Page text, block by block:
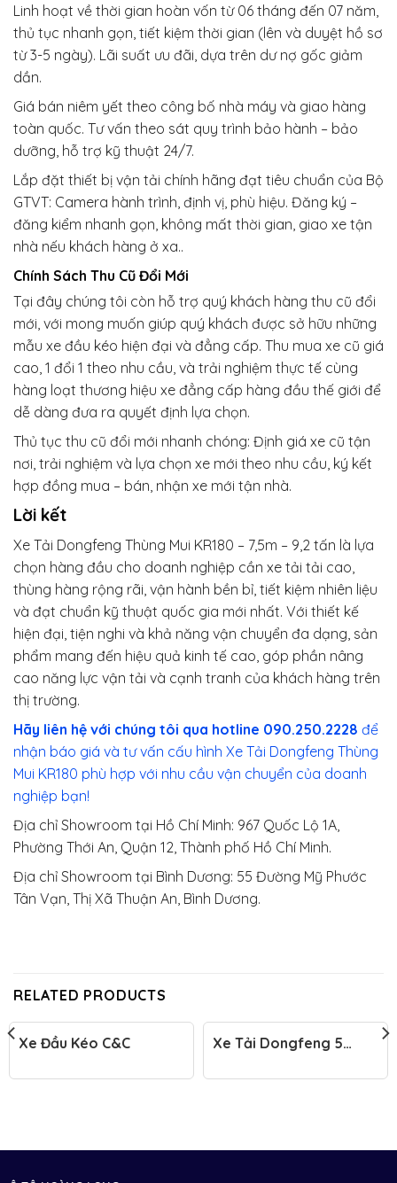
Linh hoạt về thời gian hoàn vốn từ 06 tháng đến 07 năm,
thủ tục nhanh gọn, tiết kiệm thời gian (lên và duyệt hồ sơ
từ 3-5 ngày). Lãi suất ưu đãi, dựa trên dư nợ gốc giảm
dần.
Giá bán niêm yết theo công bố nhà máy và giao hàng
toàn quốc. Tư vấn theo sát quy trình bảo hành – bảo
dưỡng, hỗ trợ kỹ thuật 24/7.
Lắp đặt thiết bị vận tải chính hãng đạt tiêu chuẩn của Bộ
GTVT: Camera hành trình, định vị, phù hiệu. Đăng ký –
đăng kiểm nhanh gọn, không mất thời gian, giao xe tận
nhà nếu khách hàng ở xa..
Chính Sách Thu Cũ Đổi Mới
Tại đây chúng tôi còn hỗ trợ quý khách hàng thu cũ đổi
mới, với mong muốn giúp quý khách được sở hữu những
mẫu xe đầu kéo hiện đại và đẳng cấp. Thu mua xe cũ giá
cao, 1 đổi 1 theo nhu cầu, và trải nghiệm thực tế cùng
hàng loạt thương hiệu xe đẳng cấp hàng đầu thế giới để
dễ dàng đưa ra quyết định lựa chọn.
Thủ tục thu cũ đổi mới nhanh chóng: Định giá xe cũ tận
nơi, trải nghiệm và lựa chọn xe mới theo nhu cầu, ký kết
hợp đồng mua – bán, nhận xe mới tận nhà.
Lời kết
Xe Tải Dongfeng Thùng Mui KR180 – 7,5m – 9,2 tấn là lựa
chọn hàng đầu cho doanh nghiệp cần xe tải tải cao,
thùng hàng rộng rãi, vận hành bền bỉ, tiết kiệm nhiên liệu
và đạt chuẩn kỹ thuật quốc gia mới nhất. Với thiết kế
hiện đại, tiện nghi và khả năng vận chuyển đa dạng, sản
phẩm mang đến hiệu quả kinh tế cao, góp phần nâng
cao năng lực vận tải và cạnh tranh của khách hàng trên
thị trường.
Hãy liên hệ với chúng tôi qua hotline 090.250.2228 để
nhận báo giá và tư vấn cấu hình Xe Tải Dongfeng Thùng
Mui KR180 phù hợp với nhu cầu vận chuyển của doanh
nghiệp bạn!
Địa chỉ Showroom tại Hồ Chí Minh: 967 Quốc Lộ 1A,
Phường Thới An, Quận 12, Thành phố Hồ Chí Minh.
Địa chỉ Showroom tại Bình Dương: 55 Đường Mỹ Phước
Tân Vạn, Thị Xã Thuận An, Bình Dương.
RELATED PRODUCTS
Xe Đầu Kéo C&C
Xe Tải Dongfeng 5